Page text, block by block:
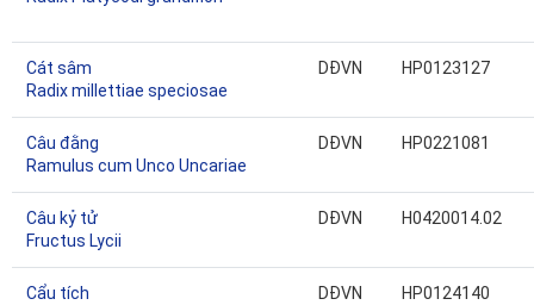
Cát sâm
Radix millettiae speciosae
DĐVN HP0123127
Câu đằng
Ramulus cum Unco Uncariae
DĐVN HP0221081
Câu kỷ tử
Fructus Lycii
DĐVN H0420014.02
Cẩu tích
DĐVN HP0124140